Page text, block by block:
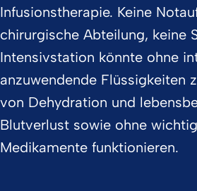
Infusionstherapie. Keine
chirurgische Abteilung, keine
Intensivstation könnte ohne
anzuwendende Flüssigkeiten
von Dehydration und
Blutverlust sowie ohne
Medikamente funktionieren.